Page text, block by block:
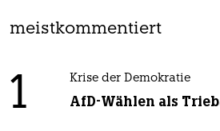
meistkommentiert
1 Krise der Demokratie
AfD-Wählen als